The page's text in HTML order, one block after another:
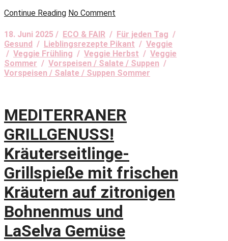
Continue Reading No Comment
18. Juni 2025 / ECO & FAIR / Für jeden Tag /
Gesund / Lieblingsrezepte Pikant / Veggie
/ Veggie Frühling / Veggie Herbst / Veggie
Sommer / Vorspeisen / Salate / Suppen /
Vorspeisen / Salate / Suppen Sommer
MEDITERRANER
GRILLGENUSS!
Kräuterseitlinge-
Grillspieße mit frischen
Kräutern auf zitronigen
Bohnenmus und
LaSelva Gemüse